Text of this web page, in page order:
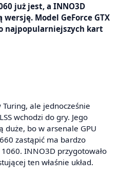
już jest, a INNO3D
Model GeForce GTX
najpopularniejszych kart
ale jednocześnie
wchodzi do gry. Jego
duże, bo w arsenale GPU
zastąpić ma bardzo
1060. INNO3D przygotowało
ten właśnie układ.